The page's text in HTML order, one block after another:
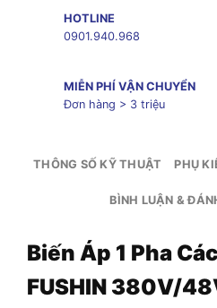
HOTLINE
0901.940.968
MIỄN PHÍ VẬN CHUYỂN
Đơn hàng > 3 triệu
THÔNG SỐ KỸ THUẬT PHỤ
BÌNH LUẬN &
Biến Áp 1 Pha
FUSHIN 380V/